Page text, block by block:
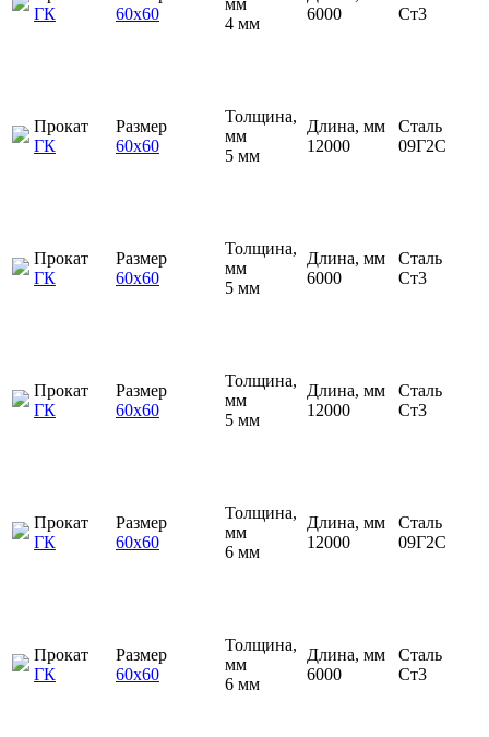
ГК
60х60
4 мм
6000
Ст3
Прокат
ГК
Размер
60х60
Толщина,
мм
5 мм
Длина, мм
12000
Сталь
09Г2С
Прокат
ГК
Размер
60х60
Толщина,
мм
5 мм
Длина, мм
6000
Сталь
Ст3
Прокат
ГК
Размер
60х60
Толщина,
мм
5 мм
Длина, мм
12000
Сталь
Ст3
Прокат
ГК
Размер
60х60
Толщина,
мм
6 мм
Длина, мм
12000
Сталь
09Г2С
Прокат
ГК
Размер
60х60
Толщина,
мм
6 мм
Длина, мм
6000
Сталь
Ст3